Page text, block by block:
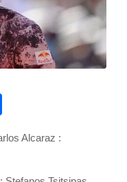
Alcaraz :